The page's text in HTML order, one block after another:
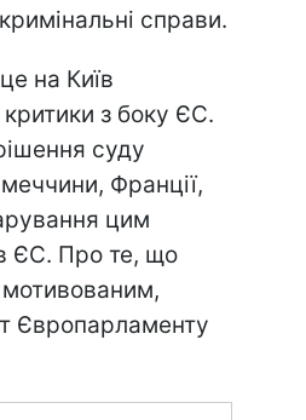
справи.
на Київ
з боку ЄС.
суду
Франції,
цим
ЄС. Про те, що
мотивованим,
Європарламенту